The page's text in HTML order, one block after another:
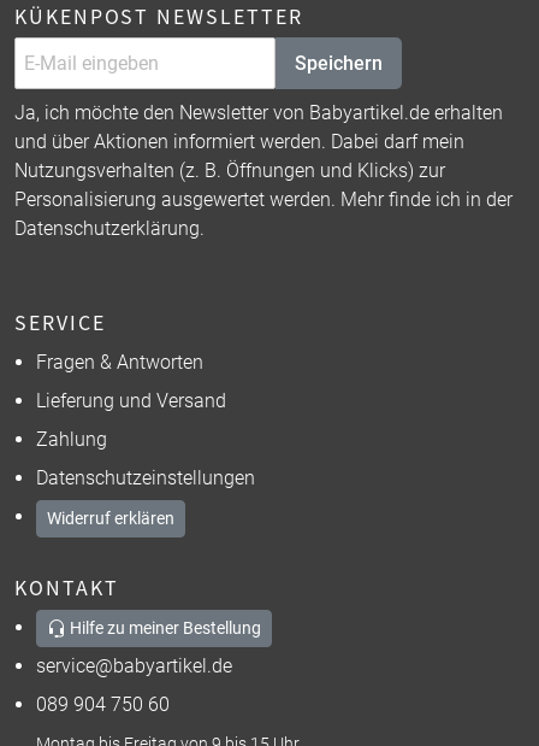
KÜKENPOST NEWSLETTER
Speichern
Ja, ich möchte den Newsletter von Babyartikel.de erhalten
und über Aktionen informiert werden. Dabei darf mein
Nutzungsverhalten (z. B. Öffnungen und Klicks) zur
Personalisierung ausgewertet werden. Mehr finde ich in der
Datenschutzerklärung.
SERVICE
Fragen & Antworten
Lieferung und Versand
Zahlung
Datenschutzeinstellungen
Widerruf erklären
KONTAKT
Hilfe zu meiner Bestellung
service@babyartikel.de
089 904 750 60